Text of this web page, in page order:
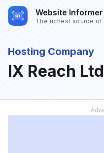
Website Informer
The richest source
Hosting Company
IX Reach Ltd